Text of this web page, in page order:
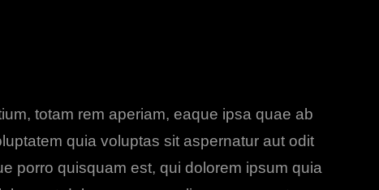
totam rem aperiam, eaque ipsa quae ab
quia voluptas sit aspernatur aut odit
porro quisquam est, qui dolorem ipsum quia